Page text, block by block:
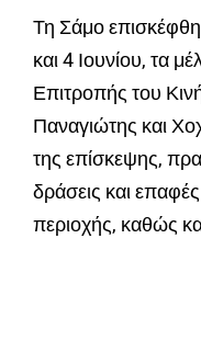
Τη Σάμο
και 4 Ιουνίου, τα
Επιτροπής του
Παναγιώτης και
της επίσκεψης,
δράσεις και
περιοχής, καθώς